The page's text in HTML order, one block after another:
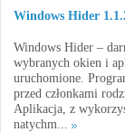
Windows Hider
Windows Hider –
wybranych okien i
uruchomione.
przed członkami
Aplikacja, z
natychm...